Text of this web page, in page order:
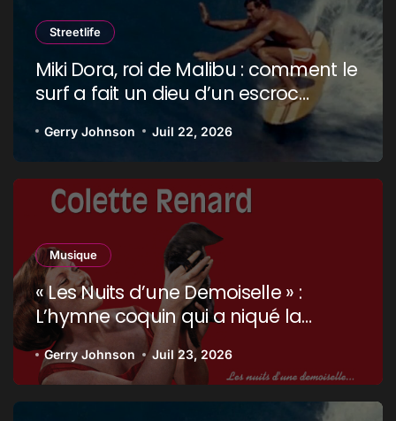
Streetlife
Miki Dora, roi de Malibu : comment le
surf a fait un dieu d’un escroc
Gerry Johnson Juil 22, 2026
Musique
« Les Nuits d’une Demoiselle » :
L’hymne coquin qui a niqué la
censure !
Gerry Johnson Juil 23, 2026